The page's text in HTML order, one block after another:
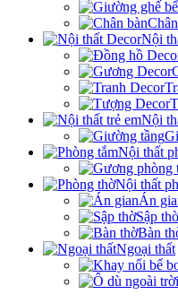
Nội
Nội
Nội thất
Nội thất
Án
Sập thờ
Bàn
Ngoại thất